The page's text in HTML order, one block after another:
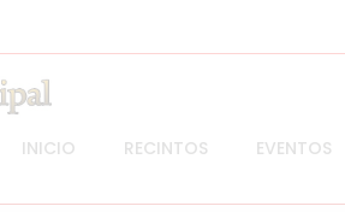
INICIO RECINTOS EVENTOS